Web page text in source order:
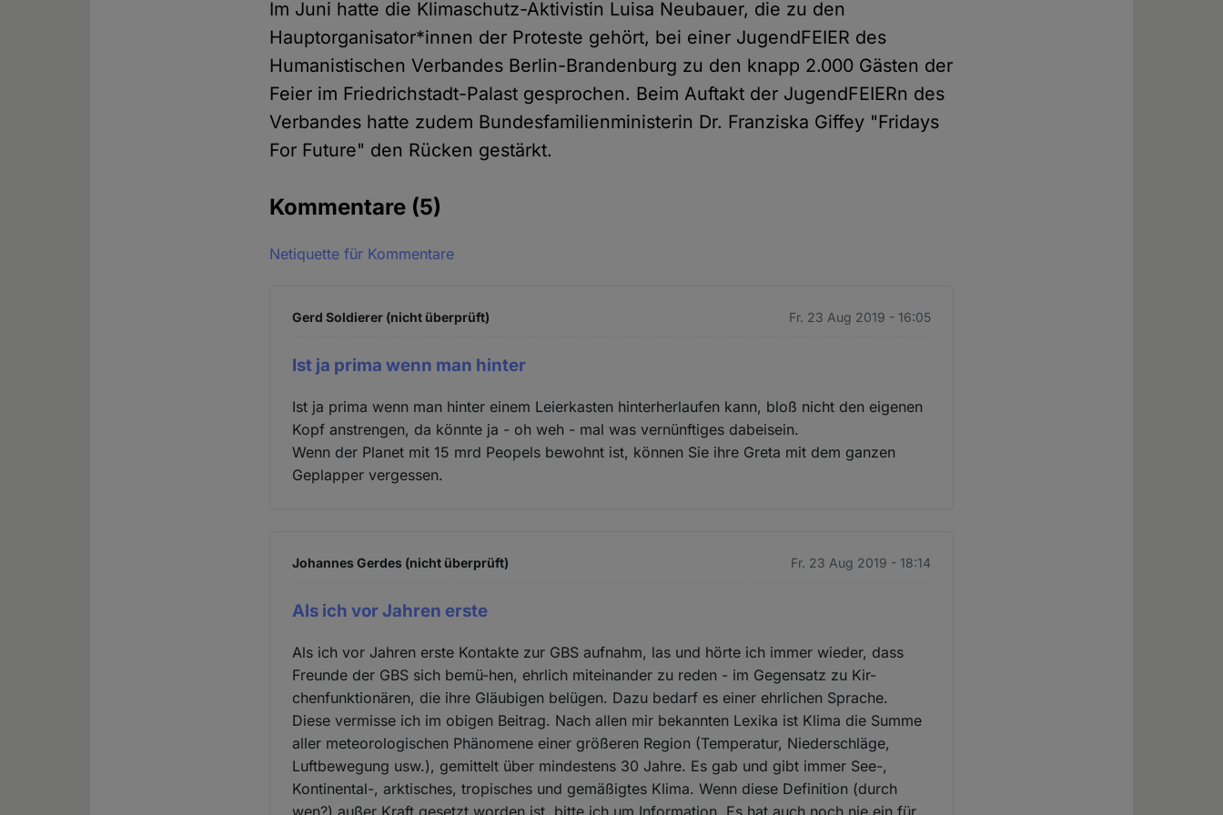
Im Juni hatte die Klimaschutz-Aktivistin Luisa Neubauer, die zu den
Hauptorganisator*innen der Proteste gehört, bei einer JugendFEIER des
Humanistischen Verbandes Berlin-Brandenburg zu den knapp 2.000 Gästen der
Feier im Friedrichstadt-Palast gesprochen. Beim Auftakt der JugendFEIERn des
Verbandes hatte zudem Bundesfamilienministerin Dr. Franziska Giffey "Fridays
For Future" den Rücken gestärkt.
Kommentare (5)
Netiquette für Kommentare
Gerd Soldierer (nicht überprüft) Fr. 23 Aug 2019 - 16:05
Ist ja prima wenn man hinter
Ist ja prima wenn man hinter einem Leierkasten hinterherlaufen kann, bloß nicht den eigenen
Kopf anstrengen, da könnte ja - oh weh - mal was vernünftiges dabeisein.
Wenn der Planet mit 15 mrd Peopels bewohnt ist, können Sie ihre Greta mit dem ganzen
Geplapper vergessen.
Johannes Gerdes (nicht überprüft) Fr. 23 Aug 2019 - 18:14
Als ich vor Jahren erste
Als ich vor Jahren erste Kontakte zur GBS aufnahm, las und hörte ich immer wieder, dass
Freunde der GBS sich bemü-hen, ehrlich miteinander zu reden - im Gegensatz zu Kir-
chenfunktionären, die ihre Gläubigen belügen. Dazu bedarf es einer ehrlichen Sprache.
Diese vermisse ich im obigen Beitrag. Nach allen mir bekannten Lexika ist Klima die Summe
aller meteorologischen Phänomene einer größeren Region (Temperatur, Niederschläge,
Luftbewegung usw.), gemittelt über mindestens 30 Jahre. Es gab und gibt immer See-,
Kontinental-, arktisches, tropisches und gemäßigtes Klima. Wenn diese Definition (durch
wen?) außer Kraft gesetzt worden ist, bitte ich um Information. Es hat auch noch nie ein für